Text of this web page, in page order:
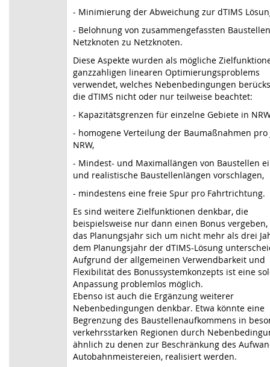
- Minimierung der Abweichung zur dTIMS
- Belohnung von zusammengefassten
Netzknoten zu Netzknoten.
Diese Aspekte wurden als mögliche
ganzzahligen linearen Optimierungsproblems
verwendet, welches Nebenbedingungen
die dTIMS nicht oder nur teilweise beachtet:
- Kapazitätsgrenzen für einzelne Gebiete in
- homogene Verteilung der Baumaßnahmen pro
NRW,
- Mindest- und Maximallängen von Baustellen
und realistische Baustellenlängen vorschlagen,
- mindestens eine freie Spur pro Fahrtrichtung.
Es sind weitere Zielfunktionen denkbar, die
beispielsweise nur dann einen Bonus
das Planungsjahr sich um nicht mehr als drei
dem Planungsjahr der dTIMS-Lösung
Aufgrund der allgemeinen Verwendbarkeit und
Flexibilität des Bonussystemkonzepts ist eine
Anpassung problemlos möglich.
Ebenso ist auch die Ergänzung weiterer
Nebenbedingungen denkbar. Etwa könnte eine
Begrenzung des Baustellenaufkommens in
verkehrsstarken Regionen durch
ähnlich zu denen zur Beschränkung des
Autobahnmeistereien, realisiert werden.